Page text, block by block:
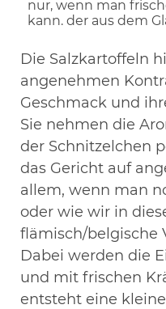
Die Salzkartoffeln
angenehmen
Geschmack und
Sie nehmen die
der Schnitzelchen
das Gericht auf
allem, wenn man
oder wie wir in
flämisch/belgische
Dabei werden die
und mit frischen
entsteht eine